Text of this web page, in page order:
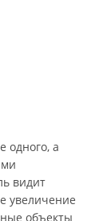
одного, а
видит
увеличение
объекты